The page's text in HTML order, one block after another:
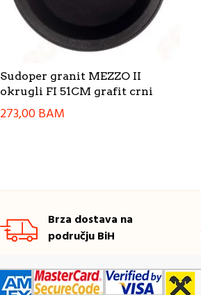
Sudoper granit MEZZO II
okrugli FI 51CM grafit crni
273,00BAM
Brza dostava na
području BiH